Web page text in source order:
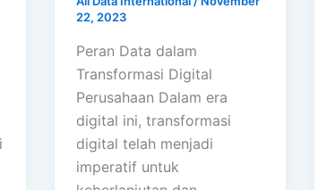
22, 2023
Peran Data dalam
Transformasi Digital
Perusahaan Dalam era
digital ini, transformasi
digital telah menjadi
imperatif untuk